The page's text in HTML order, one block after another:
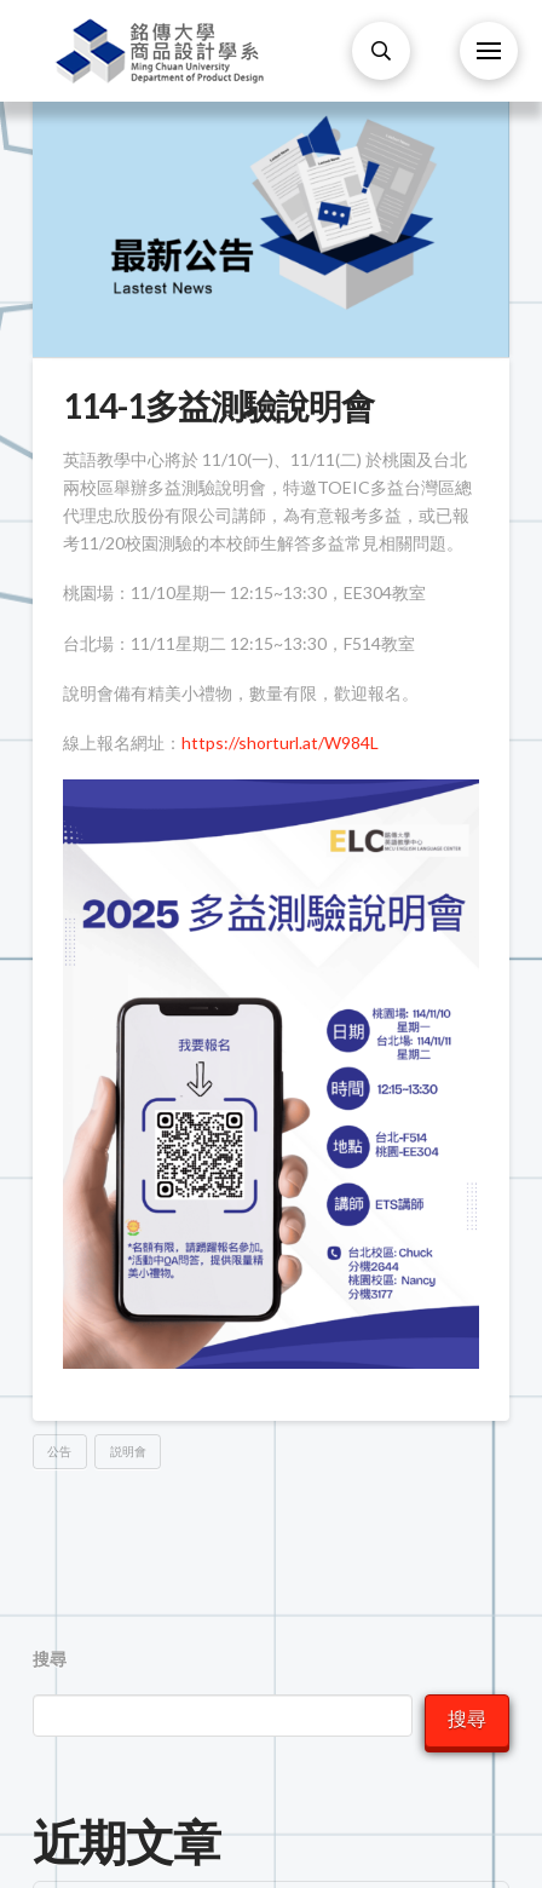
114-1多益測驗說明會
英語教學中心將於 11/10(一)、11/11(二) 於桃園及台北
兩校區舉辦多益測驗說明會，特邀TOEIC多益台灣區總
代理忠欣股份有限公司講師，為有意報考多益，或已報
考11/20校園測驗的本校師生解答多益常見相關問題。
桃園場：11/10星期一 12:15~13:30，EE304教室
台北場：11/11星期二 12:15~13:30，F514教室
說明會備有精美小禮物，數量有限，歡迎報名。
線上報名網址： https://shorturl.at/W984L
公告 説明會
搜尋
搜尋
近期文章